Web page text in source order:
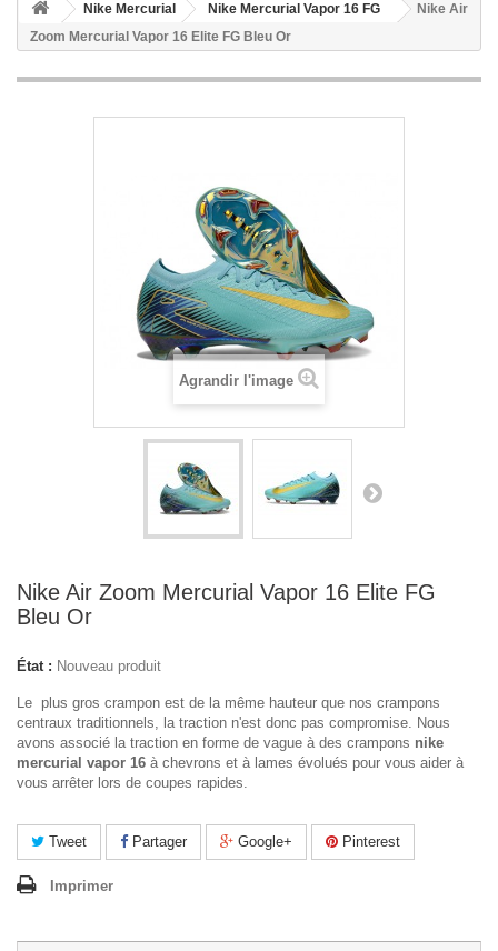
Nike Mercurial Nike Mercurial Vapor 16 FG
Nike Air
Zoom Mercurial Vapor 16 Elite FG Bleu Or
Agrandir l'image
Nike Air Zoom Mercurial Vapor 16 Elite FG
Bleu Or
État : Nouveau produit
Le plus gros crampon est de la même hauteur que nos crampons
centraux traditionnels, la traction n'est donc pas compromise. Nous
avons associé la traction en forme de vague à des crampons nike
mercurial vapor 16 à chevrons et à lames évolués pour vous aider à
vous arrêter lors de coupes rapides.
Tweet Partager Google+ Pinterest
Imprimer